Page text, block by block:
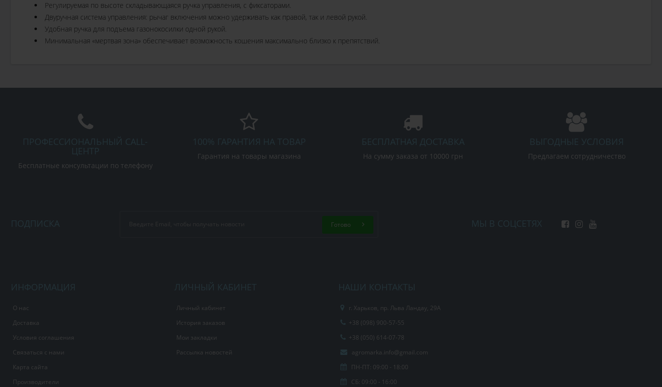
Регулируемая по высоте складывающаяся ручка управления, с фиксаторами.
Двуручная система управления: рычаг включения можно удерживать как правой, так и левой рукой.
Удобная ручка для подъема газонокосилки одной рукой.
Минимальная «мертвая зона» обеспечивает возможность кошения максимально близко к препятствий.
ПРОФЕССИОНАЛЬНЫЙ CALL-
ЦЕНТР
Бесплатные консультации по телефону
100% ГАРАНТИЯ НА ТОВАР
Гарантия на товары магазина
БЕСПЛАТНАЯ ДОСТАВКА
На сумму заказа от 10000 грн
ВЫГОДНЫЕ УСЛОВИЯ
Предлагаем сотрудничество
ПОДПИСКА Готово МЫ В СОЦСЕТЯХ
ИНФОРМАЦИЯ
О нас
Доставка
Условия соглашения
Связаться с нами
Карта сайта
Производители
ЛИЧНЫЙ КАБИНЕТ
Личный кабинет
История заказов
Мои закладки
Рассылка новостей
НАШИ КОНТАКТЫ
г. Харьков, пр. Льва Ландау, 29А
+38 (098) 900-57-55
+38 (050) 614-07-78
agromarka.info@gmail.com
ПН-ПТ: 09:00 - 18:00
СБ: 09:00 - 16:00